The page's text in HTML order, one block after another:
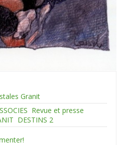
Granit
Revue et presse
DESTINS 2